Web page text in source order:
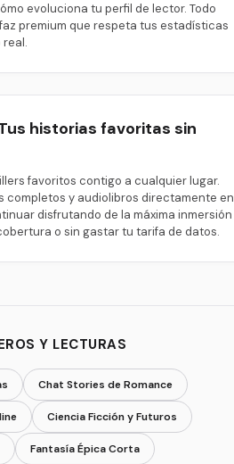
evoluciona tu perfil de lector. Todo
premium que respeta tus estadísticas
historias favoritas sin
favoritos contigo a cualquier lugar.
completos y audiolibros directamente en
disfrutando de la máxima inmersión
o sin gastar tu tarifa de datos.
Y LECTURAS
Chat Stories de Romance
Ciencia Ficción y Futuros
Fantasía Épica Corta